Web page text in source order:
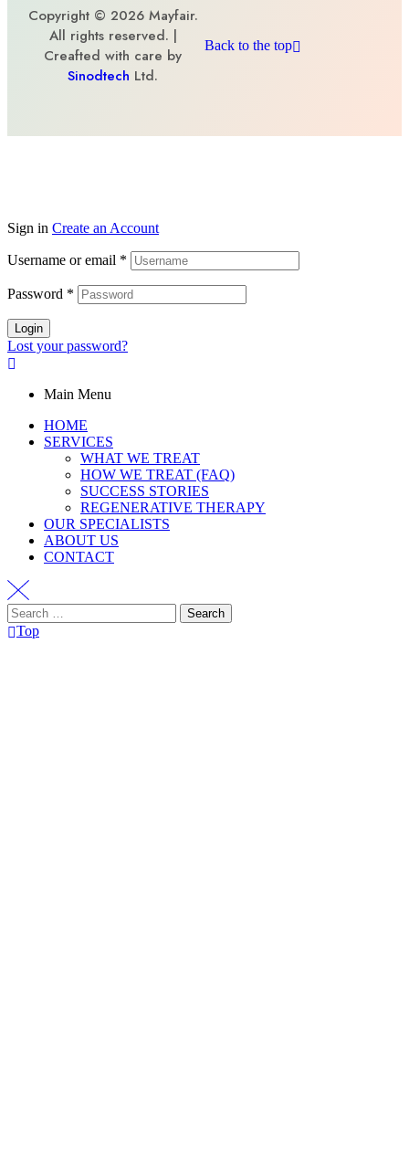
Copyright © 2026 Mayfair.
All rights reserved. |
Creafted with care by
Sinodtech Ltd.
Back to the top
Sign in Create an Account
Username or email *
Password *
Login
Lost your password?
Main Menu
HOME
SERVICES
WHAT WE TREAT
HOW WE TREAT (FAQ)
SUCCESS STORIES
REGENERATIVE THERAPY
OUR SPECIALISTS
ABOUT US
CONTACT
Top